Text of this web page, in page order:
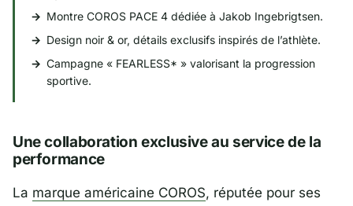
Montre COROS PACE 4 dédiée à Jakob Ingebrigtsen.
Design noir & or, détails exclusifs inspirés de l’athlète.
Campagne « FEARLESS* » valorisant la progression
sportive.
Une collaboration exclusive au service de la
performance
La marque américaine COROS, réputée pour ses